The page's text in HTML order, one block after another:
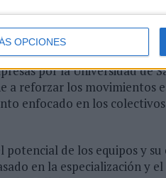
OPCIONES
digital como EVO Banco y
asegurador ha
Grupo de Seguros Credit
por la Universidad de
a reforzar los movimientos
enfocado en los
potencial de los equipos y
en la especialización y